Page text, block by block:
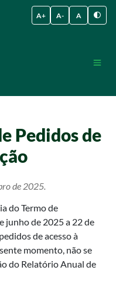
A+ A- A
Pedidos de
de 2025.
do Termo de
junho de 2025 a 22 de
de acesso à
momento, não se
do Relatório Anual de